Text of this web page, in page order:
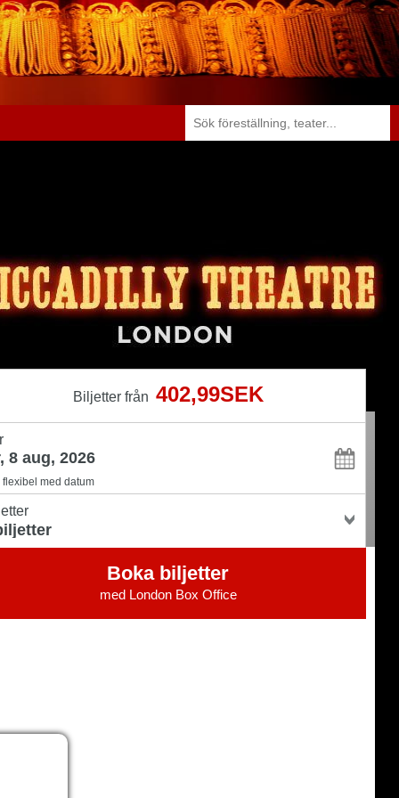
Biljetter från 402,99SEK
flexibel med datum
Boka biljetter
med London Box Office